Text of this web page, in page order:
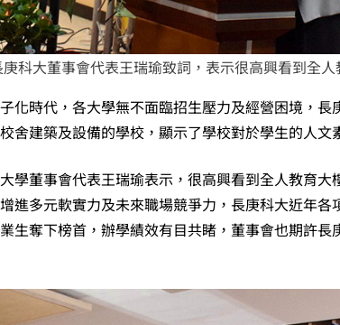
庚科大董事會代表王瑞瑜致詞，表示很高興看到全
化時代，各大學無不面臨招生壓力及經營困境，
舍建築及設備的學校，顯示了學校對於學生的人文
學董事會代表王瑞瑜表示，很高興看到全人教育
進多元軟實力及未來職場競爭力，長庚科大近年
生奪下榜首，辦學績效有目共睹，董事會也期許